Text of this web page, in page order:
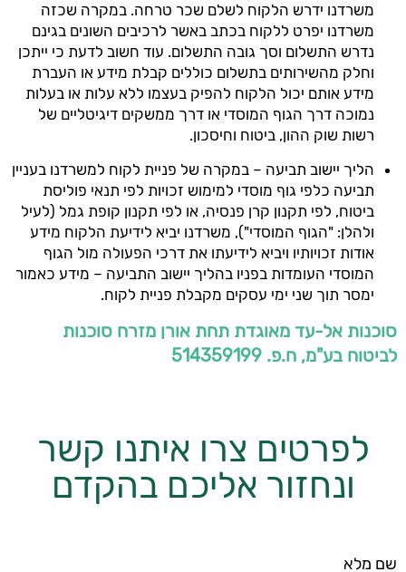
משרדנו ידרש הלקוח לשלם שכר טרחה. במקרה שכזה
משרדנו יפרט ללקוח בכתב באשר לרכיבים השונים בגינם
נדרש התשלום וסך גובה התשלום. עוד חשוב לדעת כי ייתכן
וחלק מהשירותים בתשלום כוללים קבלת מידע או העברת
מידע אותם יכול הלקוח להפיק בעצמו ללא עלות או בעלות
נמוכה דרך הגוף המוסדי או דרך ממשקים דיגיטליים של
רשות שוק ההון, ביטוח וחיסכון.
הליך יישוב תביעה – במקרה של פניית לקוח למשרדנו בעניין
תביעה כלפי גוף מוסדי למימוש זכויות לפי תנאי פוליסת
ביטוח, לפי תקנון קרן פנסיה, או לפי תקנון קופת גמל (לעיל
ולהלן: "הגוף המוסדי"), משרדנו יביא לידיעת הלקוח מידע
אודות זכויותיו ויביא לידיעתו את דרכי הפעולה מול הגוף
המוסדי העומדות בפניו בהליך יישוב התביעה – מידע כאמור
ימסר תוך שני ימי עסקים מקבלת פניית לקוח.
סוכנות אל-עד מאוגדת תחת אורן מזרח סוכנות
לביטוח בע"מ, ח.פ. 514359199
לפרטים צרו איתנו קשר
ונחזור אליכם בהקדם